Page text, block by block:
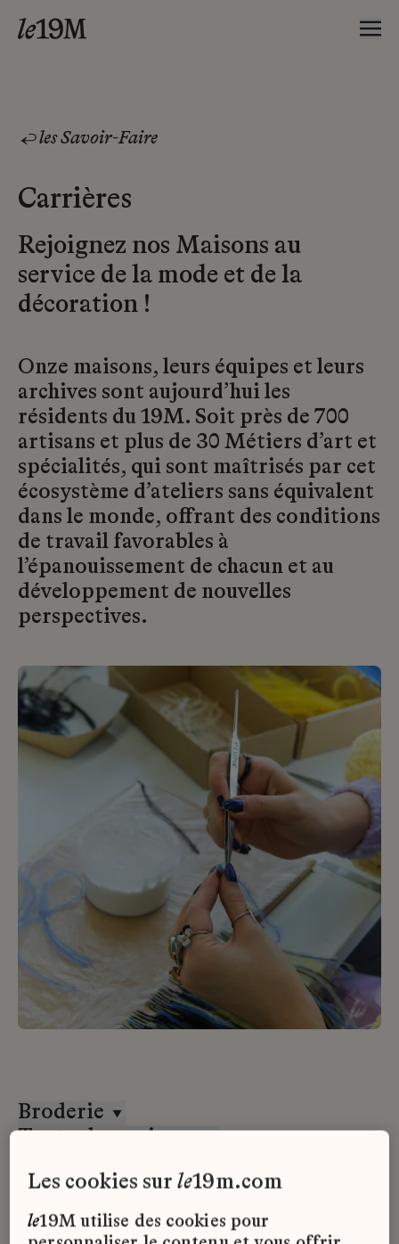
les Savoir-Faire
Carrières
Rejoignez nos Maisons au
service de la mode et de la
décoration !
Onze maisons, leurs équipes et leurs
archives sont aujourd’hui les
résidents du 19M. Soit près de 700
artisans et plus de 30 Métiers d’art et
spécialités, qui sont maîtrisés par cet
écosystème d’ateliers sans équivalent
dans le monde, offrant des conditions
de travail favorables à
l’épanouissement de chacun et au
développement de nouvelles
perspectives.
Broderie
Toutes les maisons
les cookies surle19m.com
le19M utilise des cookies pour